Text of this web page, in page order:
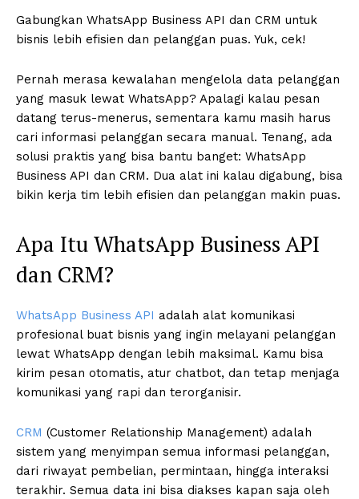
Gabungkan WhatsApp Business API dan CRM untuk
bisnis lebih efisien dan pelanggan puas. Yuk, cek!
Pernah merasa kewalahan mengelola data pelanggan
yang masuk lewat WhatsApp? Apalagi kalau pesan
datang terus-menerus, sementara kamu masih harus
cari informasi pelanggan secara manual. Tenang, ada
solusi praktis yang bisa bantu banget: WhatsApp
Business API dan CRM. Dua alat ini kalau digabung, bisa
bikin kerja tim lebih efisien dan pelanggan makin puas.
Apa Itu WhatsApp Business API
dan CRM?
WhatsApp Business API adalah alat komunikasi
profesional buat bisnis yang ingin melayani pelanggan
lewat WhatsApp dengan lebih maksimal. Kamu bisa
kirim pesan otomatis, atur chatbot, dan tetap menjaga
komunikasi yang rapi dan terorganisir.
CRM (Customer Relationship Management) adalah
sistem yang menyimpan semua informasi pelanggan,
dari riwayat pembelian, permintaan, hingga interaksi
terakhir. Semua data ini bisa diakses kapan saja oleh